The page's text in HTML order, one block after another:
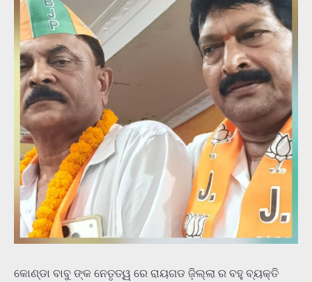
କୋଣ୍ଡା ବାବୁ ଙ୍କ ନେତୃତ୍ୱ ରେ ରାୟଗଡ ଜ଼ିଲ୍ଲା ର ବହୁ ବ୍ୟକ୍ତି